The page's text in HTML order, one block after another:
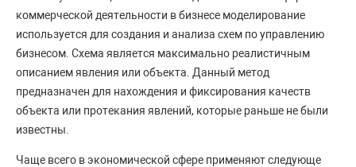
коммерческой деятельности в бизнесе моделирование
используется для создания и анализа схем по управлению
бизнесом. Схема является максимально реалистичным
описанием явления или объекта. Данный метод
предназначен для нахождения и фиксирования качеств
объекта или протекания явлений, которые раньше не были
известны.
Чаще всего в экономической сфере применяют следующе